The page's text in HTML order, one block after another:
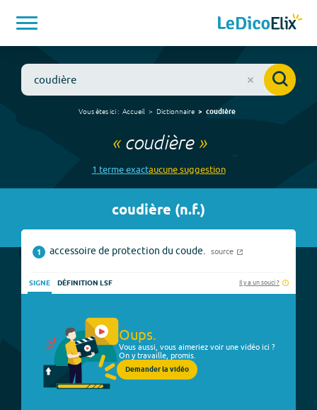
Vous êtes ici : Accueil Dictionnaire coudière
« coudière»
1 termeexactaucunesuggestion
coudière (n.f.)
1 accessoire de protection du coude. source
SIGNE DÉFINITION LSF Il y a un souci ?
Oups.
Vous aussi, vous aimeriez voir une vidéo ici ?
On y travaille, promis.
Demander la vidéo